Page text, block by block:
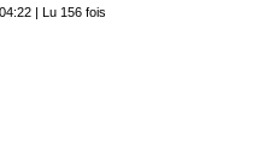
| Lu 156 fois